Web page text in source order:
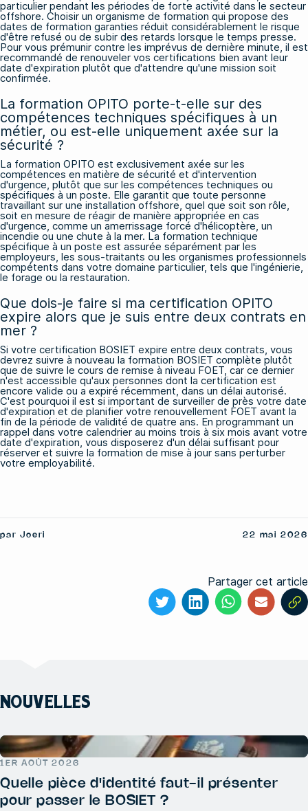
particulier pendant les périodes de forte activité dans le secteur
offshore. Choisir un organisme de formation qui propose des
dates de formation garanties réduit considérablement le risque
d'être refusé ou de subir des retards lorsque le temps presse.
Pour vous prémunir contre les imprévus de dernière minute, il est
recommandé de renouveler vos certifications bien avant leur
date d'expiration plutôt que d'attendre qu'une mission soit
confirmée.
La formation OPITO porte-t-elle sur des
compétences techniques spécifiques à un
métier, ou est-elle uniquement axée sur la
sécurité ?
La formation OPITO est exclusivement axée sur les
compétences en matière de sécurité et d'intervention
d'urgence, plutôt que sur les compétences techniques ou
spécifiques à un poste. Elle garantit que toute personne
travaillant sur une installation offshore, quel que soit son rôle,
soit en mesure de réagir de manière appropriée en cas
d'urgence, comme un amerrissage forcé d'hélicoptère, un
incendie ou une chute à la mer. La formation technique
spécifique à un poste est assurée séparément par les
employeurs, les sous-traitants ou les organismes professionnels
compétents dans votre domaine particulier, tels que l'ingénierie,
le forage ou la restauration.
Que dois-je faire si ma certification OPITO
expire alors que je suis entre deux contrats en
mer ?
Si votre certification BOSIET expire entre deux contrats, vous
devrez suivre à nouveau la formation BOSIET complète plutôt
que de suivre le cours de remise à niveau FOET, car ce dernier
n'est accessible qu'aux personnes dont la certification est
encore valide ou a expiré récemment, dans un délai autorisé.
C'est pourquoi il est si important de surveiller de près votre date
d'expiration et de planifier votre renouvellement FOET avant la
fin de la période de validité de quatre ans. En programmant un
rappel dans votre calendrier au moins trois à six mois avant votre
date d'expiration, vous disposerez d'un délai suffisant pour
réserver et suivre la formation de mise à jour sans perturber
votre employabilité.
par Joeri 22 mai 2026
Partager cet article
NOUVELLES
1ER AOÛT 2026
Quelle pièce d'identité faut-il présenter
pour passer le BOSIET ?